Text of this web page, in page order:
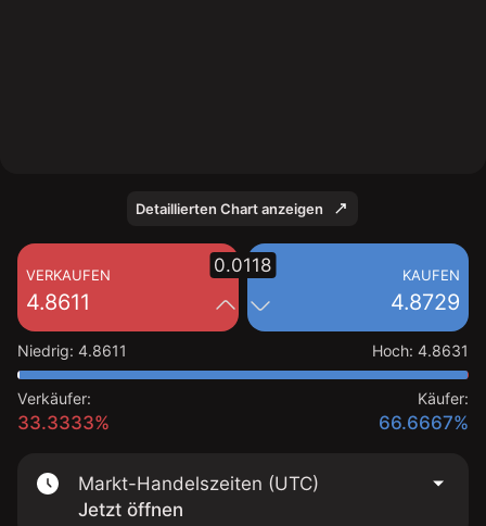
Detaillierten Chart anzeigen
VERKAUFEN
4.8611
KAUFEN
4.8729
0.0118
Niedrig: 4.8611 Hoch: 4.8631
Verkäufer:
33.3333%
Käufer:
66.6667%
Markt-Handelszeiten (UTC)
Jetzt öffnen